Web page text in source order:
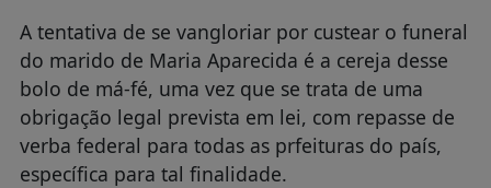
A tentativa de se vangloriar por custear o funeral
do marido de Maria Aparecida é a cereja desse
bolo de má-fé, uma vez que se trata de uma
obrigação legal prevista em lei, com repasse de
verba federal para todas as prfeituras do país,
específica para tal finalidade.